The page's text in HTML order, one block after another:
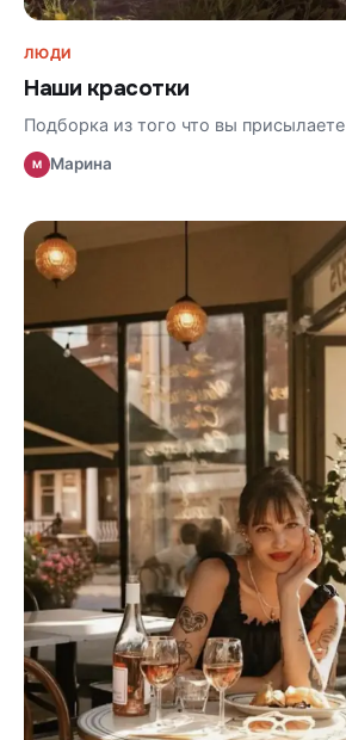
ЛЮДИ
Наши красотки
Подборка из того что вы присылаете
М Марина